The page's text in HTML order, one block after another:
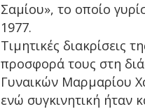
Σαμίου», το οποίο
1977.
Τιμητικές διακρίσεις
προσφορά τους στη
Γυναικών Μαρμαρίου
ενώ συγκινητική ήταν